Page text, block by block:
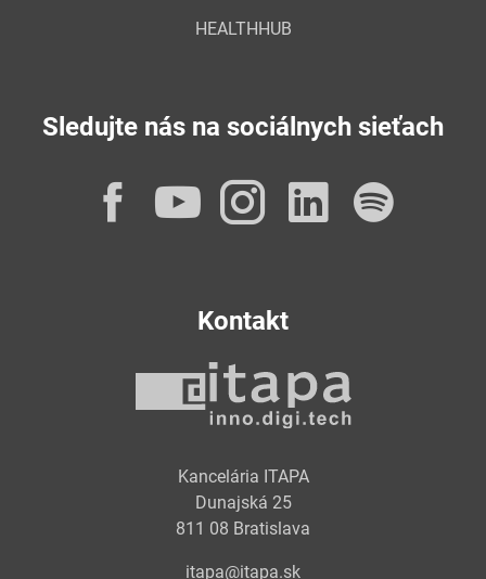
HEALTHHUB
Sledujte nás na sociálnych sieťach
Facebook
YouTube
Instagram
Kontakt
Kancelária ITAPA
Dunajská 25
811 08 Bratislava
itapa@itapa.sk